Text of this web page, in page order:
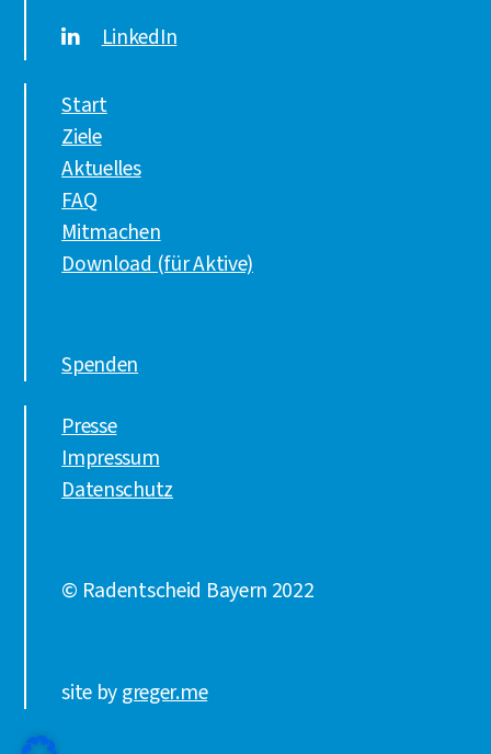
LinkedIn
Start
Ziele
Aktuelles
FAQ
Mitmachen
Download (für Aktive)
Spenden
Presse
Impressum
Datenschutz
© Radentscheid Bayern 2022
site bygreger.me